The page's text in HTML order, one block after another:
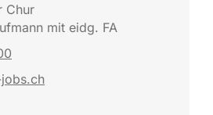
Chur
mit eidg. FA